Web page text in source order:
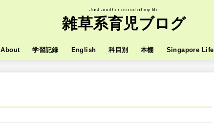
Just another record of my life
雑草系育児ブログ
About 学習記録 English 科目別 本棚 Singapore Life